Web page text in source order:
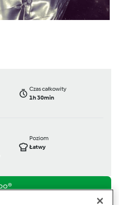
Czas całkowity
1h 30min
Poziom
Łatwy